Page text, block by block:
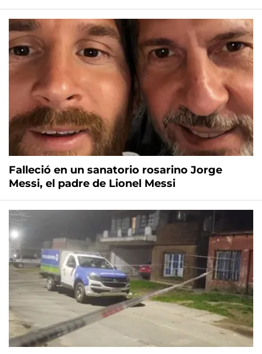
Falleció en un sanatorio rosarino Jorge
Messi, el padre de Lionel Messi